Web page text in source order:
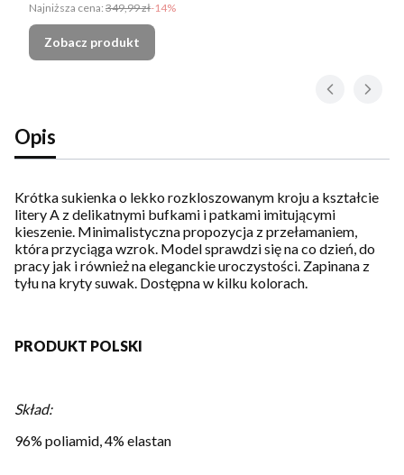
Najniższa cena: 349,99 zł-14%
Zobacz produkt
Opis
Krótka sukienka o lekko rozkloszowanym kroju a kształcie
litery A z delikatnymi bufkami i patkami imitującymi
kieszenie. Minimalistyczna propozycja z przełamaniem,
która przyciąga wzrok. Model sprawdzi się na co dzień, do
pracy jak i również na eleganckie uroczystości. Zapinana z
tyłu na kryty suwak. Dostępna w kilku kolorach.
PRODUKT POLSKI
Skład:
96% poliamid, 4% elastan